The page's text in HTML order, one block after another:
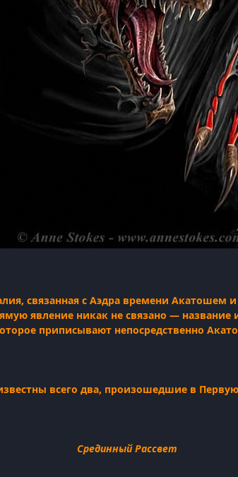
связанная с Аэдра времени Акатошем
явление никак не связано — название
приписывают непосредственно
всего два, произошедшие в
Срединный Рассвет